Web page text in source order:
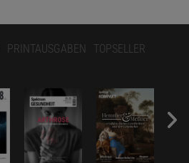
PRINTAUSGABEN TOPSELLER